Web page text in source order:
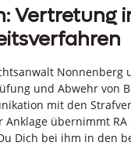
Vertretung
und Abwehr von
mit den
Anklage übernimmt
Dich bei ihm in den